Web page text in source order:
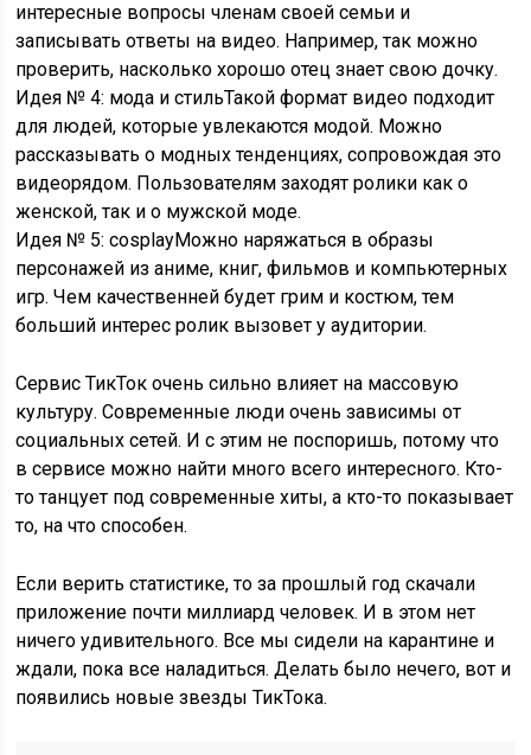
интересные вопросы членам своей семьи и
записывать ответы на видео. Например, так можно
проверить, насколько хорошо отец знает свою дочку.
Идея № 4: мода и стильТакой формат видео подходит
для людей, которые увлекаются модой. Можно
рассказывать о модных тенденциях, сопровождая это
видеорядом. Пользователям заходят ролики как о
женской, так и о мужской моде.
Идея № 5: cosplayМожно наряжаться в образы
персонажей из аниме, книг, фильмов и компьютерных
игр. Чем качественней будет грим и костюм, тем
больший интерес ролик вызовет у аудитории.
Сервис ТикТок очень сильно влияет на массовую
культуру. Современные люди очень зависимы от
социальных сетей. И с этим не поспоришь, потому что
в сервисе можно найти много всего интересного. Кто-
то танцует под современные хиты, а кто-то показывает
то, на что способен.
Если верить статистике, то за прошлый год скачали
приложение почти миллиард человек. И в этом нет
ничего удивительного. Все мы сидели на карантине и
ждали, пока все наладиться. Делать было нечего, вот и
появились новые звезды ТикТока.